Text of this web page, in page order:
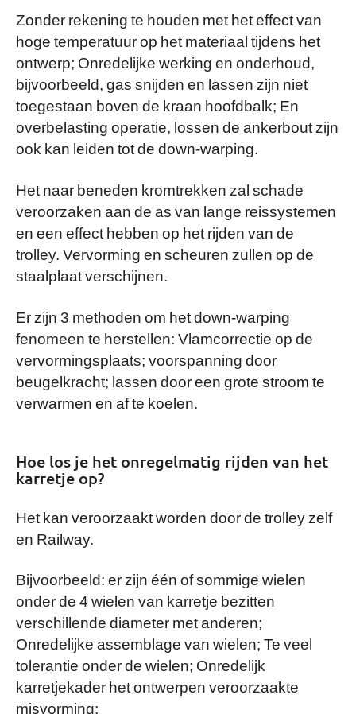
Zonder rekening te houden met het effect van
hoge temperatuur op het materiaal tijdens het
ontwerp; Onredelijke werking en onderhoud,
bijvoorbeeld, gas snijden en lassen zijn niet
toegestaan boven de kraan hoofdbalk; En
overbelasting operatie, lossen de ankerbout zijn
ook kan leiden tot de down-warping.
Het naar beneden kromtrekken zal schade
veroorzaken aan de as van lange reissystemen
en een effect hebben op het rijden van de
trolley. Vervorming en scheuren zullen op de
staalplaat verschijnen.
Er zijn 3 methoden om het down-warping
fenomeen te herstellen: Vlamcorrectie op de
vervormingsplaats; voorspanning door
beugelkracht; lassen door een grote stroom te
verwarmen en af te koelen.
Hoe los je het onregelmatig rijden van het
karretje op?
Het kan veroorzaakt worden door de trolley zelf
en Railway.
Bijvoorbeeld: er zijn één of sommige wielen
onder de 4 wielen van karretje bezitten
verschillende diameter met anderen;
Onredelijke assemblage van wielen; Te veel
tolerantie onder de wielen; Onredelijk
karretjekader het ontwerpen veroorzaakte
misvorming;